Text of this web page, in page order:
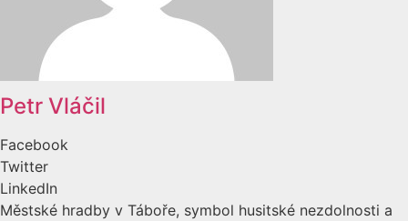
Petr Vláčil
Facebook
Twitter
LinkedIn
Městské hradby v Táboře, symbol husitské nezdolnosti a